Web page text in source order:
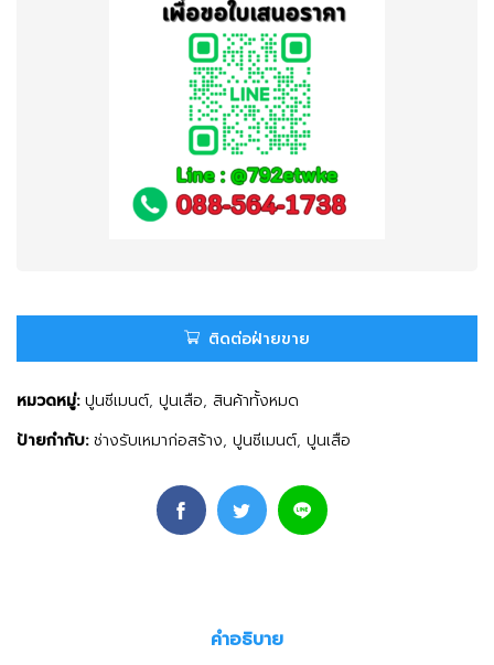
ติดต่อฝ่ายขาย
หมวดหมู่: ปูนซีเมนต์, ปูนเสือ, สินค้าทั้งหมด
ป้ายกำกับ: ช่างรับเหมาก่อสร้าง, ปูนซีเมนต์, ปูนเสือ
คำอธิบาย